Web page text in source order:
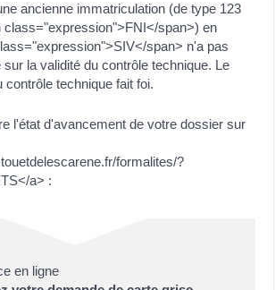
ancienne immatriculation (de type 123
class="expression">FNI</span>) en
span> n'a pas
la validité du contrôle technique. Le
contrôle technique fait foi.
l'état d'avancement de votre dossier sur
formalites/?
a> :
en ligne